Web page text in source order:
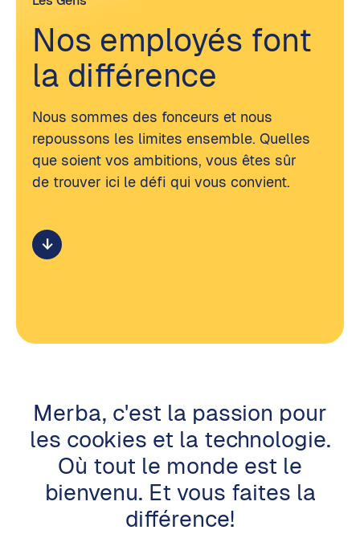
Nos employés font
la différence
Nous sommes des fonceurs et nous
repoussons les limites ensemble. Quelles
que soient vos ambitions, vous êtes sûr
de trouver ici le défi qui vous convient.
arrow_downward_alt
Merba, c'est la passion pour
les cookies et la technologie.
Où tout le monde est le
bienvenu. Et vous faites la
différence!